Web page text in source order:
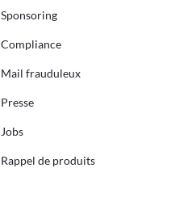
Sponsoring
Compliance
Mail frauduleux
Presse
Jobs
Rappel de produits